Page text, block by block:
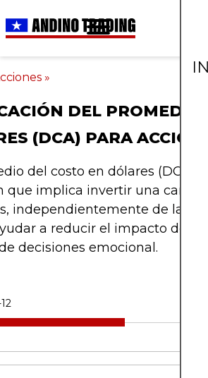
»
DEL PROMEDIO
(DCA) PARA
del costo en dólares (DCA)
que implica invertir una
independientemente de las
a reducir el impacto de
decisiones emocional.